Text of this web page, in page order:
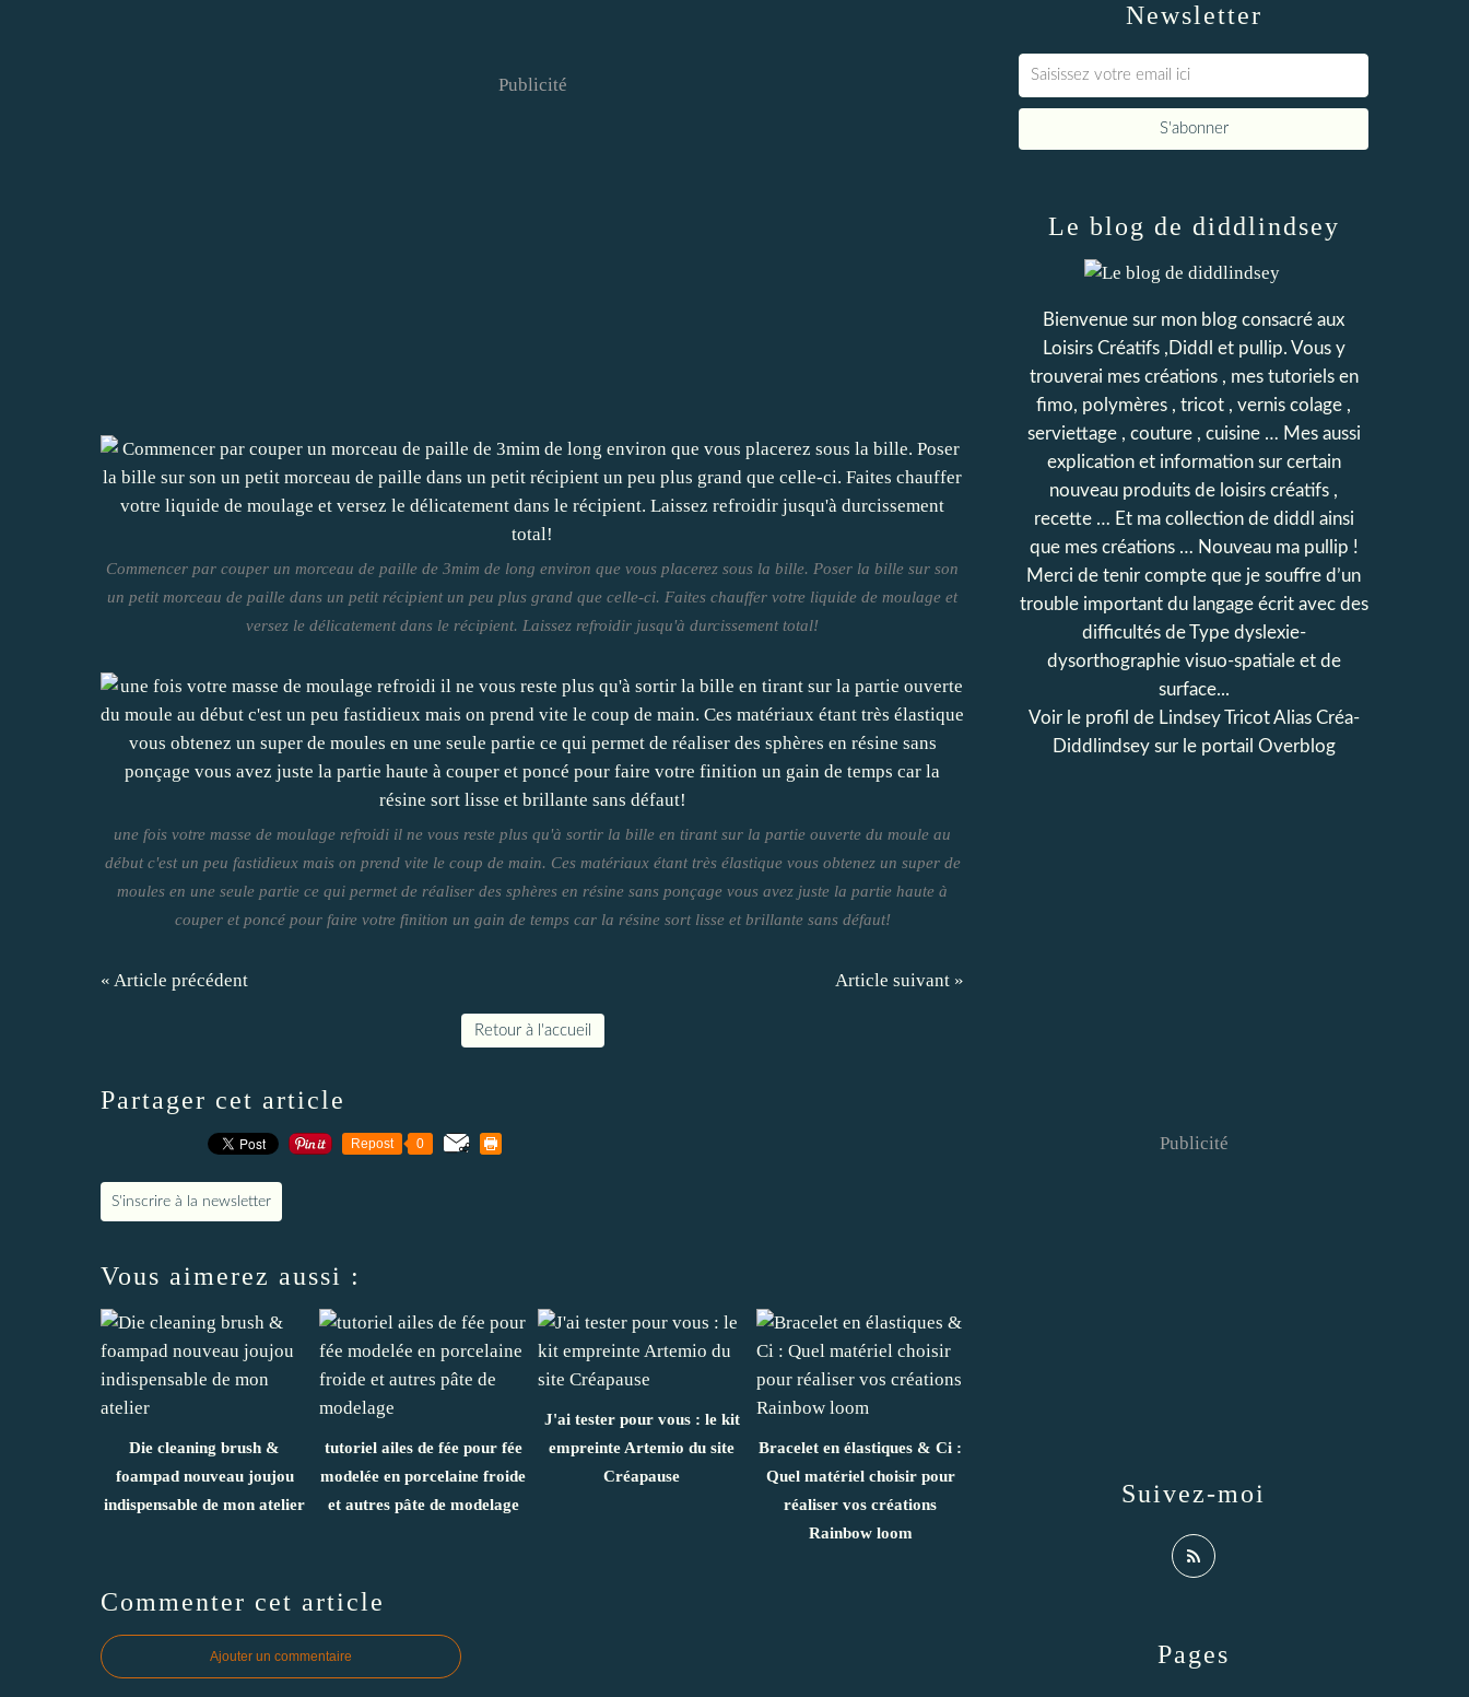
Publicité
Commencer par couper un morceau de paille de 3mim de long environ que vous placerez sous la bille. Poser la bille sur son
un petit morceau de paille dans un petit récipient un peu plus grand que celle-ci. Faites chauffer votre liquide de moulage et
versez le délicatement dans le récipient. Laissez refroidir jusqu'à durcissement total!
une fois votre masse de moulage refroidi il ne vous reste plus qu'à sortir la bille en tirant sur la partie ouverte du moule au
début c'est un peu fastidieux mais on prend vite le coup de main. Ces matériaux étant très élastique vous obtenez un super de
moules en une seule partie ce qui permet de réaliser des sphères en résine sans ponçage vous avez juste la partie haute à
couper et poncé pour faire votre finition un gain de temps car la résine sort lisse et brillante sans défaut!
« Article précédent Article suivant »
Retour à l'accueil
Partager cet article
Repost 0
S'inscrire à la newsletter
Vous aimerez aussi :
Die cleaning brush &
foampad nouveau joujou
indispensable de mon atelier
tutoriel ailes de fée pour fée
modelée en porcelaine froide
et autres pâte de modelage
J'ai tester pour vous : le kit
empreinte Artemio du site
Créapause
Bracelet en élastiques & Ci :
Quel matériel choisir pour
réaliser vos créations
Rainbow loom
Commenter cet article
Ajouter un commentaire
Newsletter
Pages
Le blog de diddlindsey
Bienvenue sur mon blog consacré aux
Loisirs Créatifs ,Diddl et pullip. Vous y
trouverai mes créations , mes tutoriels en
fimo, polymères , tricot , vernis colage ,
serviettage , couture , cuisine … Mes aussi
explication et information sur certain
nouveau produits de loisirs créatifs ,
recette … Et ma collection de diddl ainsi
que mes créations … Nouveau ma pullip !
Merci de tenir compte que je souffre d’un
trouble important du langage écrit avec des
difficultés de Type dyslexie-
dysorthographie visuo-spatiale et de
surface...
Voir le profil de Lindsey Tricot Alias Créa-
Diddlindsey sur le portail Overblog
Suivez-moi
Publicité